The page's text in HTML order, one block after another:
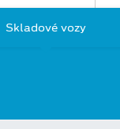
Skladové vozy